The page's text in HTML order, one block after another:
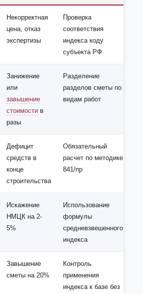
Некорректная
цена, отказ
экспертизы
Проверка
соответствия
индекса коду
субъекта РФ
Занижение
или
завышение
стоимости в
разы
Разделение
разделов сметы по
видам работ
Дефицит
средств в
конце
строительства
Обязательный
расчет по методике
841/пр
Искажение
НМЦК на 2-
5%
Использование
формулы
средневзвешенного
индекса
Завышение
сметы на 20%
Контроль
применения
индекса к базе без